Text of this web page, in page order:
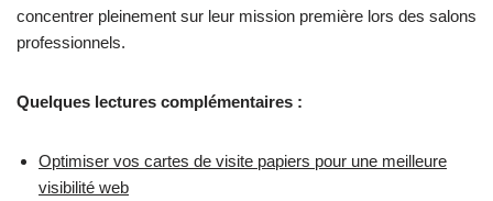
concentrer pleinement sur leur mission première lors des salons
professionnels.
Quelques lectures complémentaires :
Optimiser vos cartes de visite papiers pour une meilleure
visibilité web